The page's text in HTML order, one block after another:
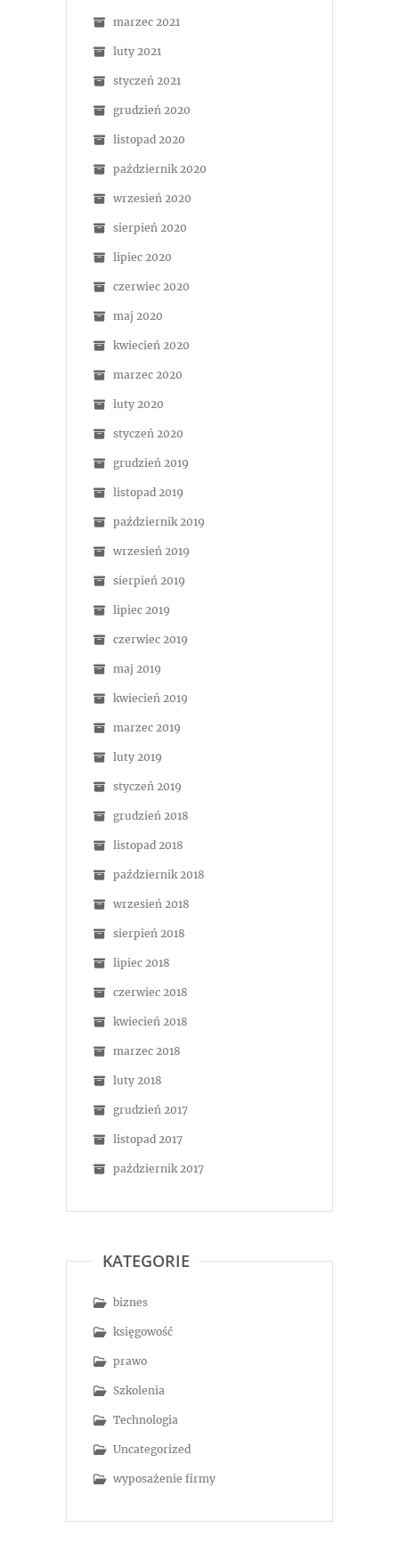
marzec 2021
luty 2021
styczeń 2021
grudzień 2020
listopad 2020
październik 2020
wrzesień 2020
sierpień 2020
lipiec 2020
czerwiec 2020
maj 2020
kwiecień 2020
marzec 2020
luty 2020
styczeń 2020
grudzień 2019
listopad 2019
październik 2019
wrzesień 2019
sierpień 2019
lipiec 2019
czerwiec 2019
maj 2019
kwiecień 2019
marzec 2019
luty 2019
styczeń 2019
grudzień 2018
listopad 2018
październik 2018
wrzesień 2018
sierpień 2018
lipiec 2018
czerwiec 2018
kwiecień 2018
marzec 2018
luty 2018
grudzień 2017
listopad 2017
październik 2017
KATEGORIE
biznes
księgowość
prawo
Szkolenia
Technologia
Uncategorized
wyposażenie firmy